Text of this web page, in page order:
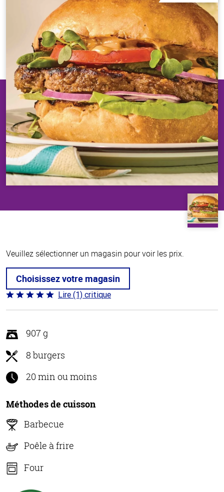
Veuillez sélectionner un magasin pour voir les prix.
Choisissez votre magasin
Coté
5 sur
Lire (1) critique
907 g
8 burgers
20 min ou moins
Méthodes de cuisson
Barbecue
Poêle à frire
Four